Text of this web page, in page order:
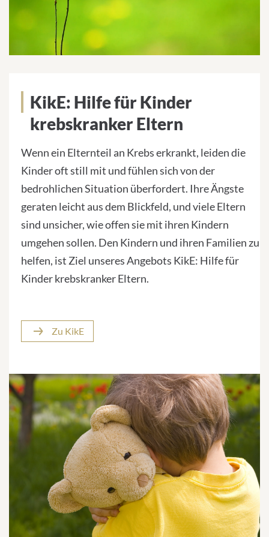
KikE: Hilfe für Kinder
krebskranker Eltern
Wenn ein Elternteil an Krebs erkrankt, leiden die
Kinder oft still mit und fühlen sich von der
bedrohlichen Situation überfordert. Ihre Ängste
geraten leicht aus dem Blickfeld, und viele Eltern
sind unsicher, wie offen sie mit ihren Kindern
umgehen sollen. Den Kindern und ihren Familien zu
helfen, ist Ziel unseres Angebots KikE: Hilfe für
Kinder krebskranker Eltern.
Zu KikE